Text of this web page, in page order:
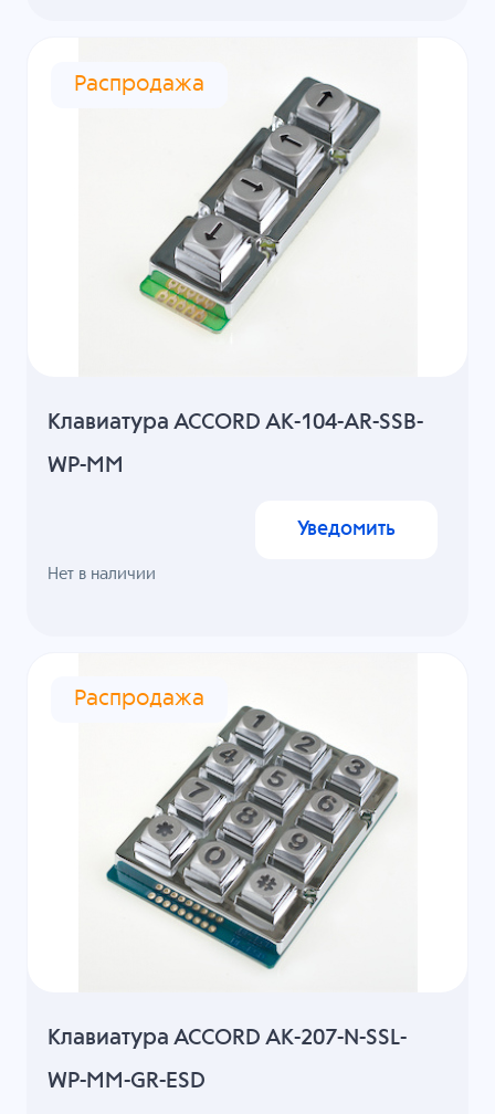
Распродажа
Клавиатура ACCORD AK-104-AR-SSB-
WP-MM
Нет в наличии
Уведомить
Распродажа
Клавиатура ACCORD AK-207-N-SSL-
WP-MM-GR-ESD